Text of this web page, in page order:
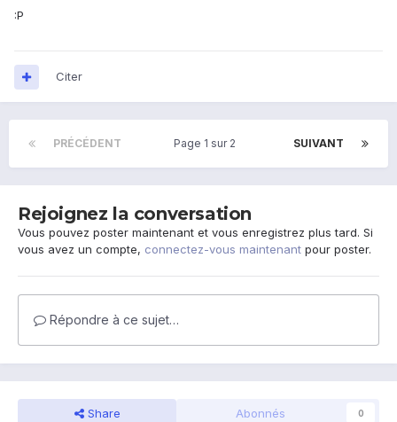
:P
Citer
PRÉCÉDENT SUIVANT
Page 1 sur 2
Rejoignez la conversation
Vous pouvez poster maintenant et vous enregistrez plus tard. Si
vous avez un compte, connectez-vous maintenant pour poster.
Répondre à ce sujet…
Share Abonnés 0